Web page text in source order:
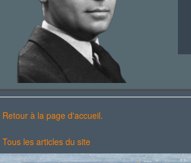
Retour à la page d'accueil.
Tous les articles du site